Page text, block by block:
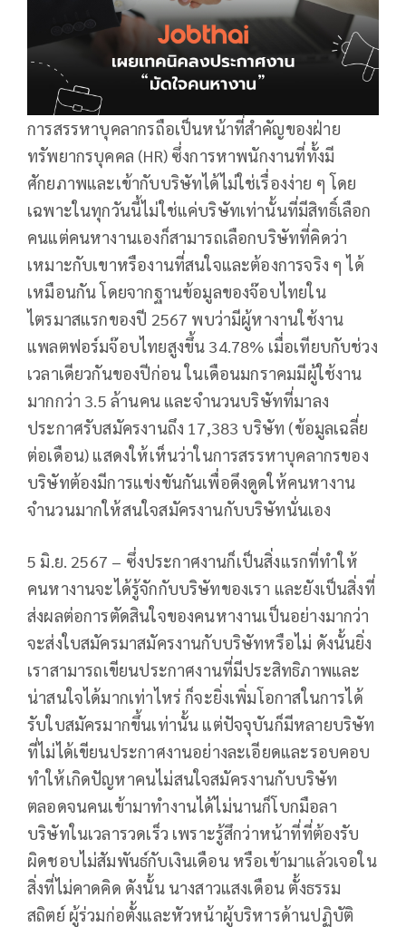
การสรรหาบุคลากรถือเป็นหน้าที่สำคัญของฝ่าย
ทรัพยากรบุคคล (HR) ซึ่งการหาพนักงานที่ทั้งมี
ศักยภาพและเข้ากับบริษัทได้ไม่ใช่เรื่องง่าย ๆ โดย
เฉพาะในทุกวันนี้ไม่ใช่แค่บริษัทเท่านั้นที่มีสิทธิ์เลือก
คนแต่คนหางานเองก็สามารถเลือกบริษัทที่คิดว่า
เหมาะกับเขาหรืองานที่สนใจและต้องการจริง ๆ ได้
เหมือนกัน โดยจากฐานข้อมูลของจ๊อบไทยใน
ไตรมาสแรกของปี 2567 พบว่ามีผู้หางานใช้งาน
แพลตฟอร์มจ๊อบไทยสูงขึ้น 34.78% เมื่อเทียบกับช่วง
เวลาเดียวกันของปีก่อน ในเดือนมกราคมมีผู้ใช้งาน
มากกว่า 3.5 ล้านคน และจำนวนบริษัทที่มาลง
ประกาศรับสมัครงานถึง 17,383 บริษัท (ข้อมูลเฉลี่ย
ต่อเดือน) แสดงให้เห็นว่าในการสรรหาบุคลากรของ
บริษัทต้องมีการแข่งขันกันเพื่อดึงดูดให้คนหางาน
จำนวนมากให้สนใจสมัครงานกับบริษัทนั่นเอง
5 มิ.ย. 2567 – ซึ่งประกาศงานก็เป็นสิ่งแรกที่ทำให้
คนหางานจะได้รู้จักกับบริษัทของเรา และยังเป็นสิ่งที่
ส่งผลต่อการตัดสินใจของคนหางานเป็นอย่างมากว่า
จะส่งใบสมัครมาสมัครงานกับบริษัทหรือไม่ ดังนั้นยิ่ง
เราสามารถเขียนประกาศงานที่มีประสิทธิภาพและ
น่าสนใจได้มากเท่าไหร่ ก็จะยิ่งเพิ่มโอกาสในการได้
รับใบสมัครมากขึ้นเท่านั้น แต่ปัจจุบันก็มีหลายบริษัท
ที่ไม่ได้เขียนประกาศงานอย่างละเอียดและรอบคอบ
ทำให้เกิดปัญหาคนไม่สนใจสมัครงานกับบริษัท
ตลอดจนคนเข้ามาทำงานได้ไม่นานก็โบกมือลา
บริษัทในเวลารวดเร็ว เพราะรู้สึกว่าหน้าที่ที่ต้องรับ
ผิดชอบไม่สัมพันธ์กับเงินเดือน หรือเข้ามาแล้วเจอใน
สิ่งที่ไม่คาดคิด ดังนั้น นางสาวแสงเดือน ตั้งธรรม
สถิตย์ ผู้ร่วมก่อตั้งและหัวหน้าผู้บริหารด้านปฏิบัติ